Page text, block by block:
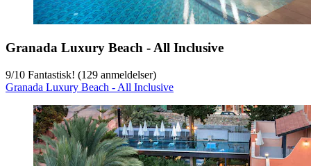
Granada Luxury Beach - All Inclusive
9/10 Fantastisk! (129 anmeldelser)
Granada Luxury Beach - All Inclusive